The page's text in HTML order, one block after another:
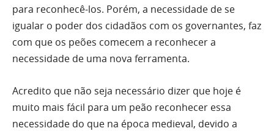
para reconhecê-los. Porém, a necessidade de se
igualar o poder dos cidadãos com os governantes, faz
com que os peões comecem a reconhecer a
necessidade de uma nova ferramenta.
Acredito que não seja necessário dizer que hoje é
muito mais fácil para um peão reconhecer essa
necessidade do que na época medieval, devido a